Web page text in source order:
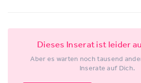
Dieses Inserat ist leider
Aber es warten noch tausend
Inserate auf Dich.